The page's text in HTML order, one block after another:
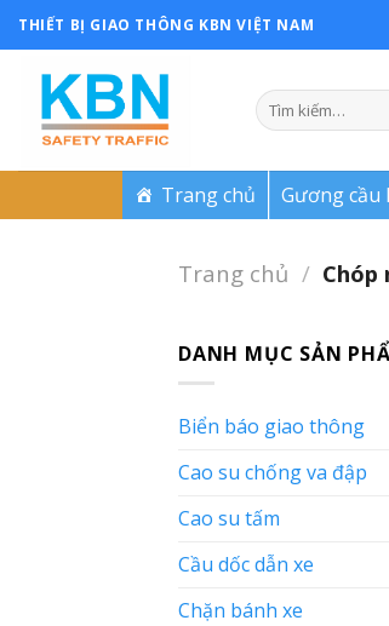
Skip
to
content
THIẾT BỊ GIAO THÔNG KBN VIỆT NAM
Trang chủ Gương cầu
Trang chủ / Chóp
DANH MỤC SẢN
Biển báo giao thông
Cao su chống va đập
Cao su tấm
Cầu dốc dẫn xe
Chặn bánh xe